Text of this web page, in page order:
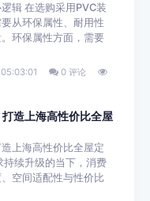
辑 在选购采用PVC装
从环保属性、耐用性
环保属性方面，需要
0 评论
造上海高性价比全屋
上海高性价比全屋定
续升级的当下，消费
空间适配性与性价比